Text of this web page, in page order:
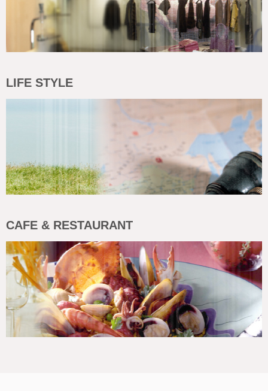
LIFE STYLE
CAFE & RESTAURANT